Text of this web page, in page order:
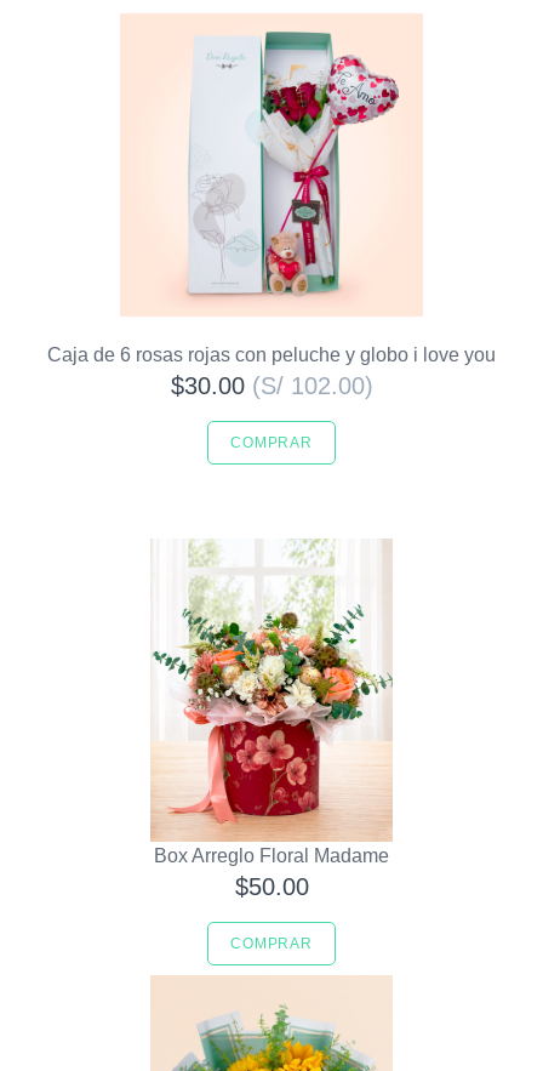
Caja de 6 rosas rojas con peluche y globo i love you
$30.00 (S/ 102.00)
COMPRAR
Box Arreglo Floral Madame
$50.00
COMPRAR